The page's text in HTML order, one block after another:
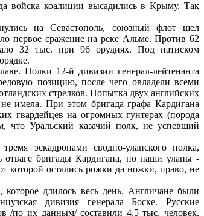
войска коалиции высадились в Крыму. Так
на Севастополь, союзный флот шел
первое сражение на реке Альме. Против 62
32 тыс. при 96 орудиях. Под натиском
Полки 12-й дивизии генерал-лейтенанта
позицию, после чего овладели всеми
стрелков. Попытка двух английских
имела. При этом бригада графа Кардигана
гвардейцев на огромных гунтерах (порода
что Уральский казачий полк, не успевший
эскадронами сводно-уланского полка,
отваге бригады Кардигана, но наши уланы -
которой остались рожки да ножки, право, не
которое длилось весь день. Англичане были
дивизия генерала Боске. Русские
/по их данным/ составили 4,5 тыс. человек.